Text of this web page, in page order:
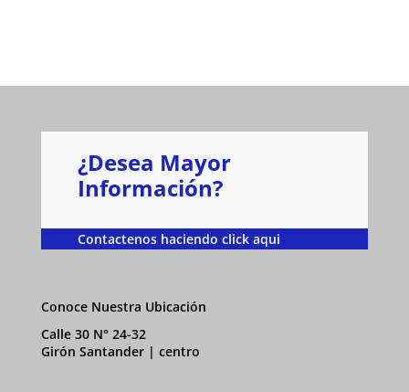
¿Desea Mayor
Información?
Contactenos haciendo click aqui
Conoce Nuestra Ubicación
Calle 30 N° 24-32
Girón Santander | centro